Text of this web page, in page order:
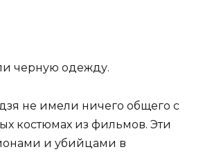
черную одежду.
не имели ничего общего с
костюмах из фильмов. Эти
и убийцами в